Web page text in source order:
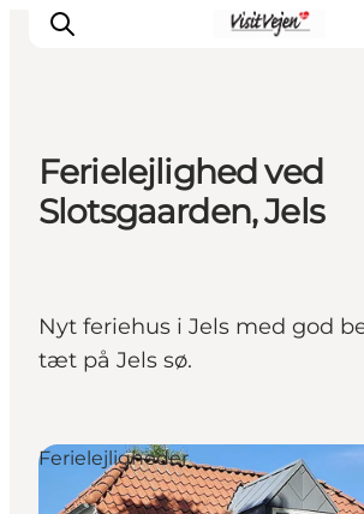
Spise
Byer
Events
Ferielejlighed ved
Slotsgaarden, Jels
Nyt feriehus i Jels med god
tæt på Jels sø.
Ferielejligheder